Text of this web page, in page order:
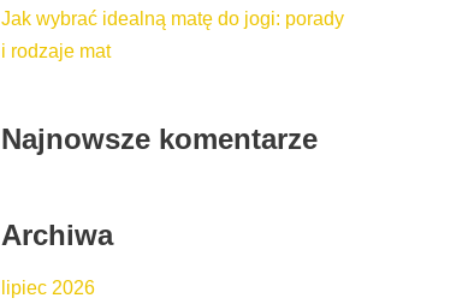
Jak wybrać idealną matę do jogi: porady
i rodzaje mat
Najnowsze komentarze
Archiwa
lipiec 2026